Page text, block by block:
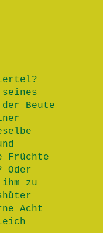
Beute
Früchte
zu
Acht